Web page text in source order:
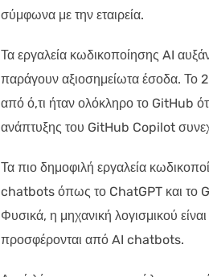
σύμφωνα με την εταιρεία.
Τα εργαλεία κωδικοποίησης AI
παράγουν αξιοσημείωτα έσοδα. Το
από ό,τι ήταν ολόκληρο το GitHub
ανάπτυξης του GitHub Copilot
Τα πιο δημοφιλή εργαλεία
chatbots όπως το ChatGPT και το
Φυσικά, η μηχανική λογισμικού
προσφέρονται από AI chatbots.